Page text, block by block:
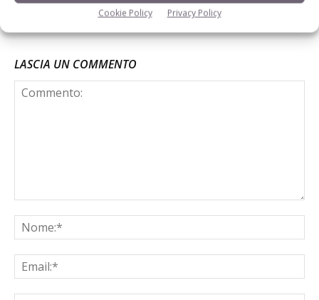
Cookie Policy Privacy Policy
LASCIA UN COMMENTO